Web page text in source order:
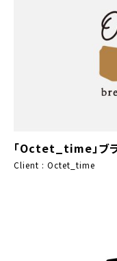
「Octet_time」ブ
Client : Octet_time